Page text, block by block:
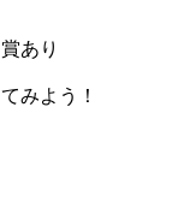
あり
みよう！